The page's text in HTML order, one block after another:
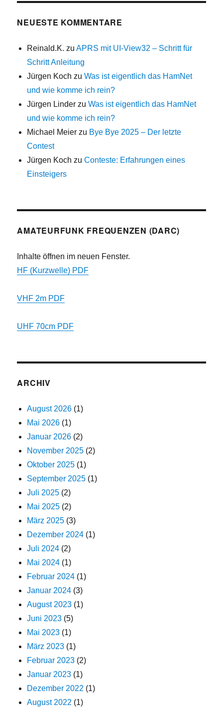
NEUESTE KOMMENTARE
Reinald.K. zuAPRS mit UI-View32 – Schritt für
Schritt Anleitung
Jürgen Koch zuWas ist eigentlich das HamNet
und wie komme ich rein?
Jürgen Linder zuWas ist eigentlich das HamNet
und wie komme ich rein?
Michael Meier zu Bye Bye 2025 – Der letzte
Contest
Jürgen Koch zuConteste: Erfahrungen eines
Einsteigers
AMATEURFUNK FREQUENZEN (DARC)
Inhalte öffnen im neuen Fenster.
HF (Kurzwelle) PDF
VHF 2m PDF
UHF 70cm PDF
ARCHIV
August 2026 (1)
Mai 2026 (1)
Januar 2026 (2)
November 2025 (2)
Oktober 2025 (1)
September 2025 (1)
Juli 2025 (2)
Mai 2025 (2)
März 2025 (3)
Dezember 2024 (1)
Juli 2024 (2)
Mai 2024 (1)
Februar 2024 (1)
Januar 2024 (3)
August 2023 (1)
Juni 2023 (5)
Mai 2023 (1)
März 2023 (1)
Februar 2023 (2)
Januar 2023 (1)
Dezember 2022 (1)
August 2022 (1)